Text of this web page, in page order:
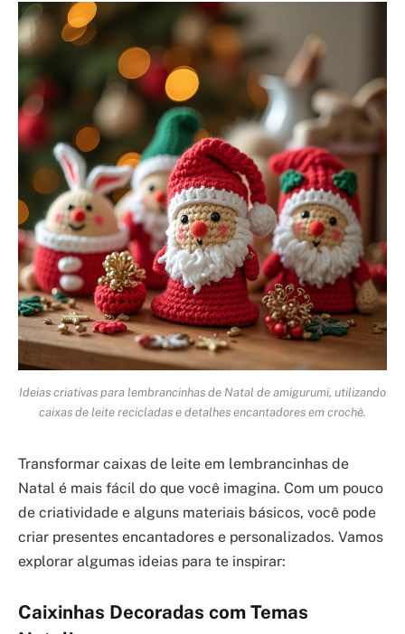
Ideias criativas para lembrancinhas de Natal de amigurumi, utilizando
caixas de leite recicladas e detalhes encantadores em crochê.
Transformar caixas de leite em lembrancinhas de
Natal é mais fácil do que você imagina. Com um pouco
de criatividade e alguns materiais básicos, você pode
criar presentes encantadores e personalizados. Vamos
explorar algumas ideias para te inspirar:
Caixinhas Decoradas com Temas